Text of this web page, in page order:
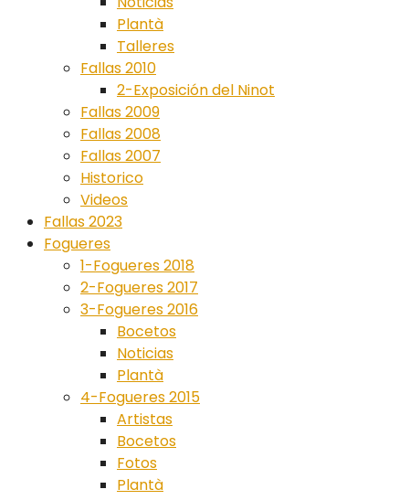
Plantà
Talleres
Fallas 2010
2-Exposición del Ninot
Fallas 2009
Fallas 2008
Fallas 2007
Historico
Videos
Fallas 2023
Fogueres
1-Fogueres 2018
2-Fogueres 2017
3-Fogueres 2016
Bocetos
Noticias
Plantà
4-Fogueres 2015
Artistas
Bocetos
Fotos
Plantà